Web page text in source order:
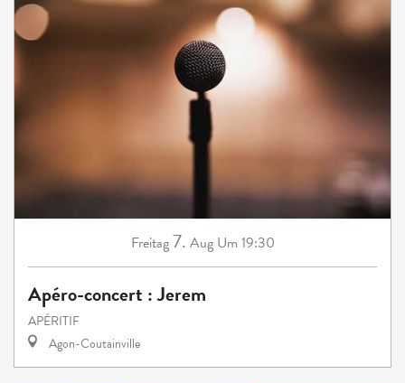
Freitag7. Aug Um 19:30
Apéro-concert : Jerem
APÉRITIF
Agon-Coutainville